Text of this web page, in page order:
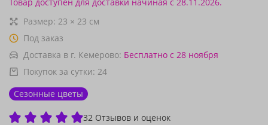
Размер: 23 × 23 см
Под заказ
Доставка в г. Кемерово: Бесплатно с 28 ноября
Покупок за сутки: 24
Сезонные цветы
32 Отзывов и оценок